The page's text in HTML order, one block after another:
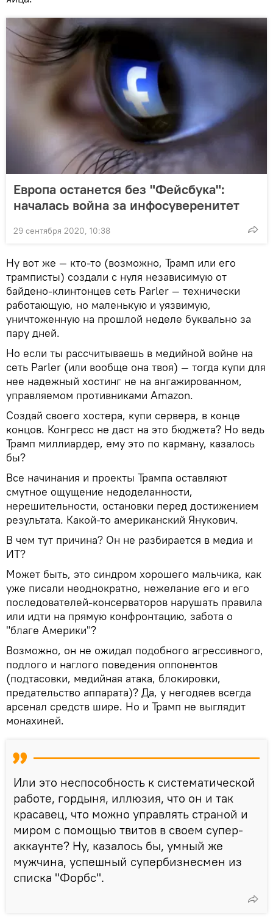
Европа останется без "Фейсбука":
началась война за инфосуверенитет
29 сентября 2020, 10:38
Ну вот же — кто-то (возможно, Трамп или его
трамписты) создали с нуля независимую от
байдено-клинтонцев сеть Parler — технически
работающую, но маленькую и уязвимую,
уничтоженную на прошлой неделе буквально за
пару дней.
Но если ты рассчитываешь в медийной войне на
сеть Parler (или вообще она твоя) — тогда купи для
нее надежный хостинг не на ангажированном,
управляемом противниками Amazon.
Создай своего хостера, купи сервера, в конце
концов. Конгресс не даст на это бюджета? Но ведь
Трамп миллиардер, ему это по карману, казалось
бы?
Все начинания и проекты Трампа оставляют
смутное ощущение недоделанности,
нерешительности, остановки перед достижением
результата. Какой-то американский Янукович.
В чем тут причина? Он не разбирается в медиа и
ИТ?
Может быть, это синдром хорошего мальчика, как
уже писали неоднократно, нежелание его и его
последователей-консерваторов нарушать правила
или идти на прямую конфронтацию, забота о
"благе Америки"?
Возможно, он не ожидал подобного агрессивного,
подлого и наглого поведения оппонентов
(подтасовки, медийная атака, блокировки,
предательство аппарата)? Да, у негодяев всегда
арсенал средств шире. Но и Трамп не выглядит
монахиней.
Или это неспособность к систематической
работе, гордыня, иллюзия, что он и так
красавец, что можно управлять страной и
миром с помощью твитов в своем супер-
аккаунте? Ну, казалось бы, умный же
мужчина, успешный супербизнесмен из
списка "Форбс".